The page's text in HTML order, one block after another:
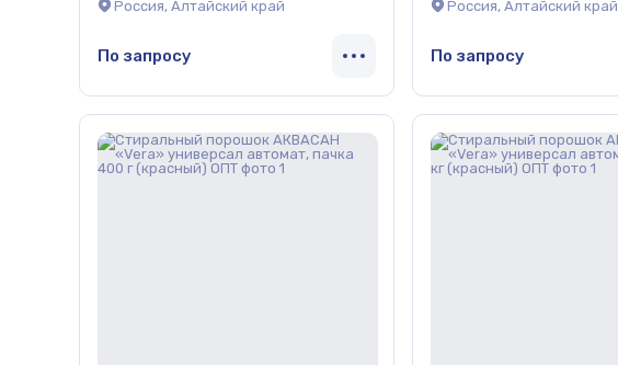
Россия, Алтайский край
По запросу
Россия, Алтайский край
По запросу